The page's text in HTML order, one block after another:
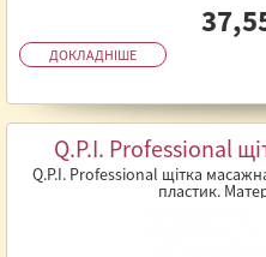
ДОКЛАДНІШЕ
Q.P.I. Professional
Q.P.I. Professional щітка
пластик.